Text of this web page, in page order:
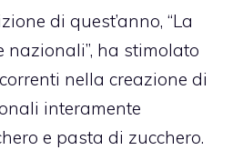
di quest’anno, “La
nazionali”, ha stimolato
nella creazione di
interamente
e pasta di zucchero.